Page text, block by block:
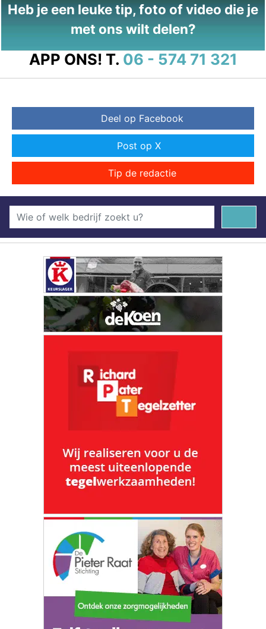
Heb je een leuke tip, foto of video die je
met ons wilt delen?
APP ONS! T. 06 - 574 71 321
Deel op Facebook
Post op X
Tip de redactie